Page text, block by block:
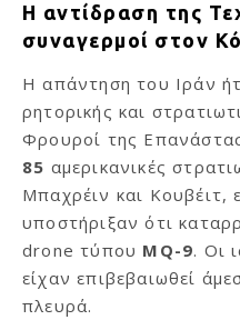
Η αντίδραση της
συναγερμοί στον
Η απάντηση του Ιράν
ρητορικής και
Φρουροί της
85 αμερικανικές
Μπαχρέιν και Κουβέιτ,
υποστήριξαν ότι
drone τύπου MQ-9. Οι
είχαν επιβεβαιωθεί
πλευρά.